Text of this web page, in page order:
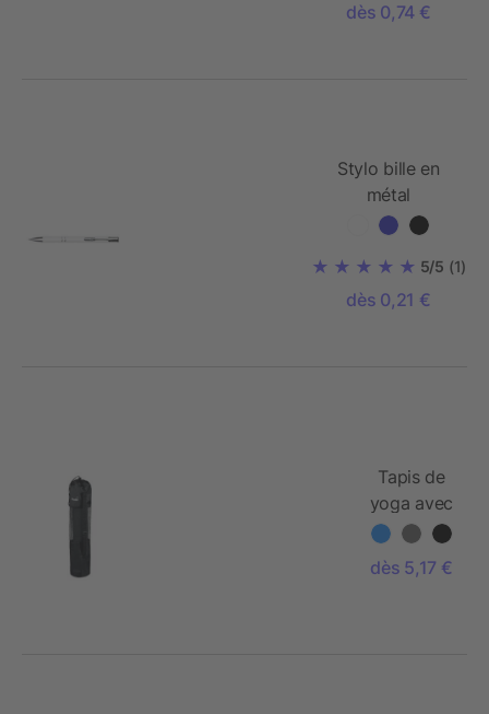
dès 0,74 €
Stylo bille en
métal
5/5 (1)
dès 0,21 €
Tapis de
yoga avec
pochette.
dès 5,17 €